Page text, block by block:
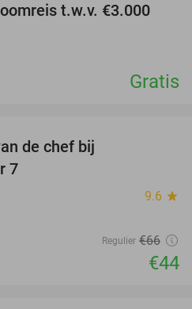
t.w.v. €3.000
Gratis
de chef bij
7
9.6 star
Regulier €66
€44